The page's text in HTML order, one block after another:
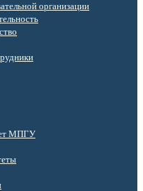
организации
МПГУ